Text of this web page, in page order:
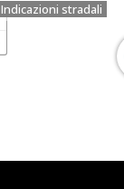
Indicazioni stradali